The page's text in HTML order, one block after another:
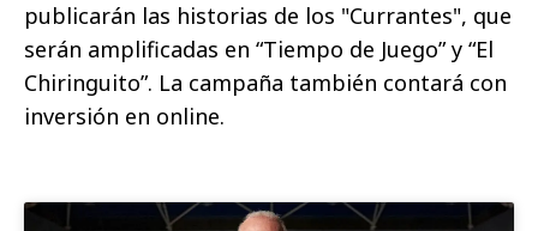
publicarán las historias de los "Currantes", que
serán amplificadas en “Tiempo de Juego” y “El
Chiringuito”. La campaña también contará con
inversión en online.